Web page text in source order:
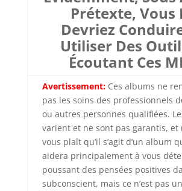
Prétexte, Vous
Devriez
Utiliser Des
Écoutant Ces
Avertissement: Ces albums ne
pas les soins des professionnels
ou autres personnes qualifiées.
varient et ne sont pas garantis, et
vous plaît qu’il s’agit d’un album
aidera principalement à vous
poussant des pensées positives
subconscient, mais ce n’est pas